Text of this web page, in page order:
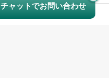
チャットでお問い合わせ